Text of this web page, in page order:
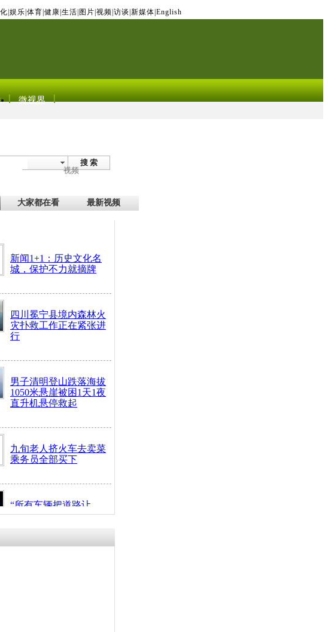
娱乐 体育 健康 生活 图片 视频 访谈 新媒体 English
微视界
搜 索
视频
大家都在看 最新视频
新闻1+1：历史文化名
城，保护不力就摘牌
四川冕宁县境内森林火
灾扑救工作正在紧张进
行
男子清明登山跌落海拔
1050米悬崖被困1天1夜
直升机悬停救起
九旬老人挤火车去卖菜
乘务员全部买下
“所有车辆把道路让
开！”儿童突发疾病交